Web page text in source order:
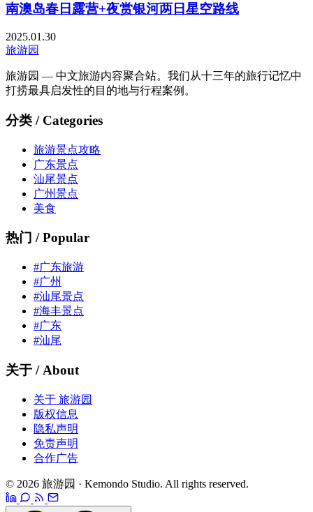
南澳岛春日露营+夜赏银河两日星空路线
2025.01.30
旅游园
旅游园 — 中文旅游内容聚合站。我们从十三年的旅行记忆中
打捞最具启发性的目的地与行程案例。
分类 / Categories
旅游景点攻略
广东景点
汕尾景点
广州景点
美食
热门 / Popular
#广东旅游
#广州
#汕尾景点
#海丰景点
#广东
#汕尾
关于 / About
关于 旅游园
版权信息
隐私声明
免责声明
合作广告
© 2026 旅游园 · Kemondo Studio. All rights reserved.